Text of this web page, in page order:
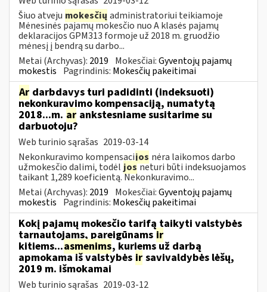
Šiuo atveju mokesčių administratoriui teikiamoje
Mėnesinės pajamų mokesčio nuo A klasės pajamų
deklaracijos GPM313 formoje už 2018 m. gruodžio
mėnesį į bendrą su darbo...
Metai (Archyvas): 2019 Mokesčiai:Gyventojų pajamų
mokestis Pagrindinis: Mokesčių pakeitimai
Ar darbdavys turi padidinti (indeksuoti)
nekonkuravimo kompensaciją, numatytą
2018...m. ar ankstesniame susitarime su
darbuotoju?
Web turinio sąrašas 2019-03-14
Nekonkuravimo kompensacijos nėra laikomos darbo
užmokesčio dalimi, todėl josneturi būti indeksuojamos
taikant 1,289 koeficientą. Nekonkuravimo...
Metai (Archyvas): 2019 Mokesčiai:Gyventojų pajamų
mokestis Pagrindinis: Mokesčių pakeitimai
Kokį pajamų mokesčio tarifą taikyti valstybės
tarnautojams, pareigūnams ir
kitiems...asmenims, kuriems už darbą
apmokama iš valstybės ir savivaldybės lėšų,
2019 m. išmokamai
Web turinio sąrašas 2019-03-12